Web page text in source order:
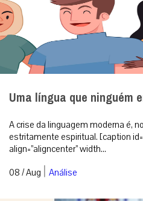
Uma língua que ninguém
A crise da linguagem moderna é,
estritamente espiritual. [caption
align=”aligncenter” width...
08 / Aug | Análise